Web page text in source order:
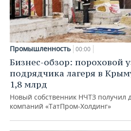
Промышленность 00:00
Бизнес-обзор: пороховой
подрядчика лагеря в
1,8 млрд
Новый собственник НЧТЗ получил
компаний «ТатПром-Холдинг»